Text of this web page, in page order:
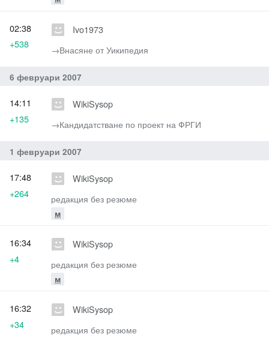
Ivo1973
→‎Внасяне от Уикипедия
02:38
+538
6 февруари 2007
WikiSysop
→‎Кандидатстване по проект на ФРГИ
14:11
+135
1 февруари 2007
WikiSysop
редакция без резюме
м
17:48
+264
WikiSysop
редакция без резюме
м
16:34
+4
WikiSysop
редакция без резюме
16:32
+34